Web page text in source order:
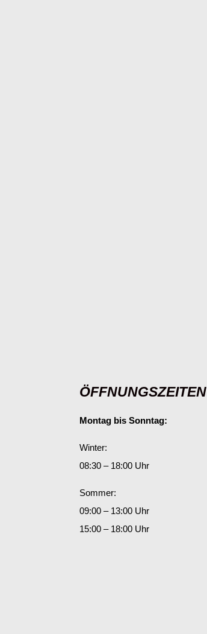
ÖFFNUNGSZEITEN
Montag bis Sonntag:
Winter:
08:30 – 18:00 Uhr
Sommer:
09:00 – 13:00 Uhr
15:00 – 18:00 Uhr